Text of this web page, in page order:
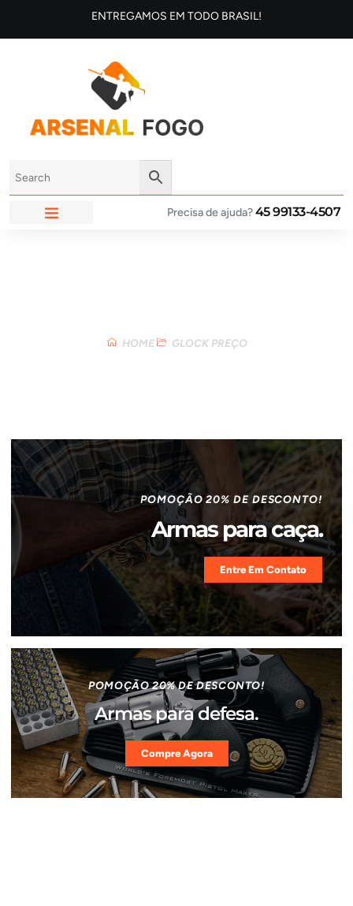
ENTREGAMOS EM TODO BRASIL!
Precisa de ajuda?45 99133-4507
HOME GLOCK PREÇO
POMOÇÃO 20% DE DESCONTO!
Armas para caça.
Entre Em Contato
POMOÇÃO 20% DE DESCONTO!
Armas para defesa.
Compre Agora